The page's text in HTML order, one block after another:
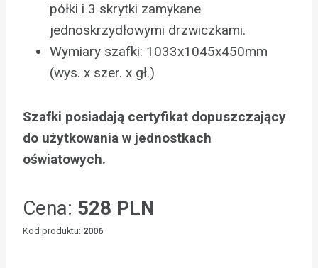
półki i 3 skrytki zamykane
jednoskrzydłowymi drzwiczkami.
Wymiary szafki: 1033x1045x450mm
(wys. x szer. x gł.)
Szafki posiadają certyfikat dopuszczający
do użytkowania w jednostkach
oświatowych.
Cena: 528 PLN
Kod produktu: 2006